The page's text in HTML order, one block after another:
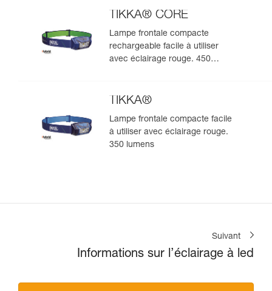
TIKKA® CORE
Lampe frontale compacte
rechargeable facile à utiliser
avec éclairage rouge. 450
TIKKA®
Lampe frontale compacte facile
à utiliser avec éclairage rouge.
350 lumens
Suivant
Informations sur l’éclairage à led